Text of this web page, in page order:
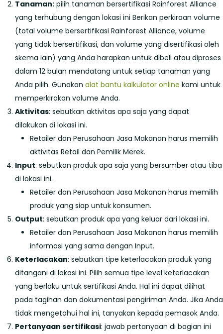
Tanaman: pilih tanaman bersertifikasi Rainforest Alliance
yang terhubung dengan lokasi ini Berikan perkiraan volume
(total volume bersertifikasi Rainforest Alliance, volume
yang tidak bersertifikasi, dan volume yang disertifikasi oleh
skema lain) yang Anda harapkan untuk dibeli atau diproses
dalam 12 bulan mendatang untuk setiap tanaman yang
Anda pilih. Gunakan alat bantu kalkulator online kami untuk
memperkirakan volume Anda.
Aktivitas: sebutkan aktivitas apa saja yang dapat
dilakukan di lokasi ini.
Retailer dan Perusahaan Jasa Makanan harus memilih
aktivitas Retail dan Pemilik Merek.
Input: sebutkan produk apa saja yang bersumber atau tiba
di lokasi ini.
Retailer dan Perusahaan Jasa Makanan harus memilih
produk yang siap untuk konsumen.
Output: sebutkan produk apa yang keluar dari lokasi ini.
Retailer dan Perusahaan Jasa Makanan harus memilih
informasi yang sama dengan Input.
Keterlacakan: sebutkan tipe keterlacakan produk yang
ditangani di lokasi ini. Pilih semua tipe level keterlacakan
yang berlaku untuk sertifikasi Anda. Hal ini dapat dilihat
pada tagihan dan dokumentasi pengiriman Anda. Jika Anda
tidak mengetahui hal ini, tanyakan kepada pemasok Anda.
Pertanyaan sertifikasi: jawab pertanyaan di bagian ini